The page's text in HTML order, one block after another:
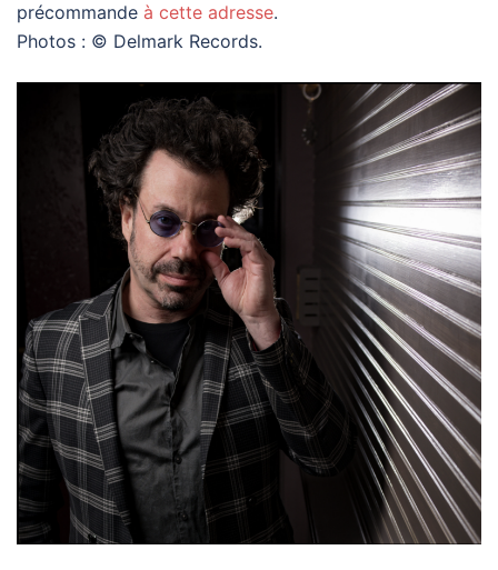
précommande à cette adresse.
Photos : © Delmark Records.